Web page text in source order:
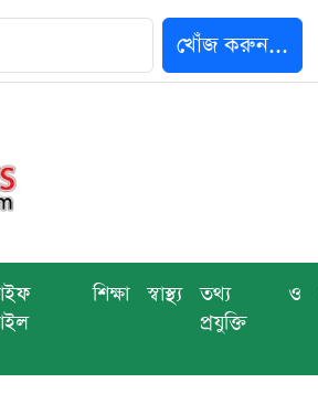
খোঁজ করুন...
শিক্ষা স্বাস্থ্য
তথ্য ও
প্রযুক্তি